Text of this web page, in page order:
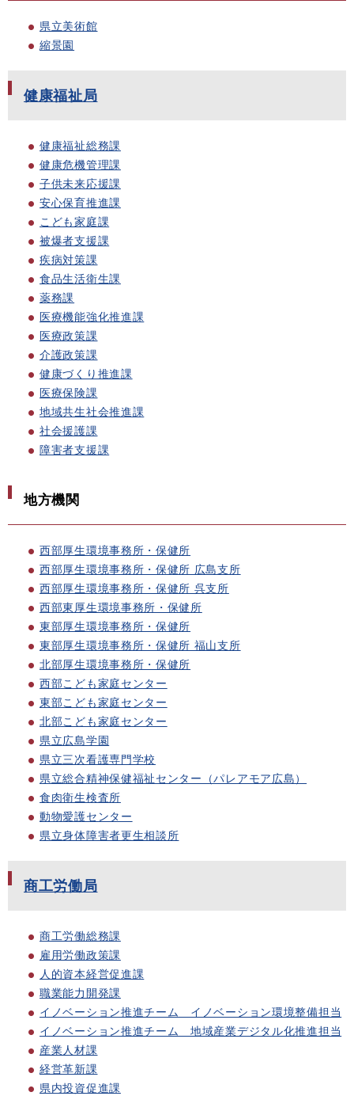
県立美術館
縮景園
健康福祉局
健康福祉総務課
健康危機管理課
子供未来応援課
安心保育推進課
こども家庭課
被爆者支援課
疾病対策課
食品生活衛生課
薬務課
医療機能強化推進課
医療政策課
介護政策課
健康づくり推進課
医療保険課
地域共生社会推進課
社会援護課
障害者支援課
地方機関
西部厚生環境事務所・保健所
西部厚生環境事務所・保健所 広島支所
西部厚生環境事務所・保健所 呉支所
西部東厚生環境事務所・保健所
東部厚生環境事務所・保健所
東部厚生環境事務所・保健所 福山支所
北部厚生環境事務所・保健所
西部こども家庭センター
東部こども家庭センター
北部こども家庭センター
県立広島学園
県立三次看護専門学校
県立総合精神保健福祉センター（パレアモア広島）
食肉衛生検査所
動物愛護センター
県立身体障害者更生相談所
商工労働局
商工労働総務課
雇用労働政策課
人的資本経営促進課
職業能力開発課
イノベーション推進チーム イノベーション環境整備担当
イノベーション推進チーム 地域産業デジタル化推進担当
産業人材課
経営革新課
県内投資促進課